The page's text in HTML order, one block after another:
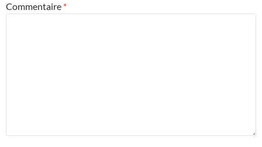
Commentaire *